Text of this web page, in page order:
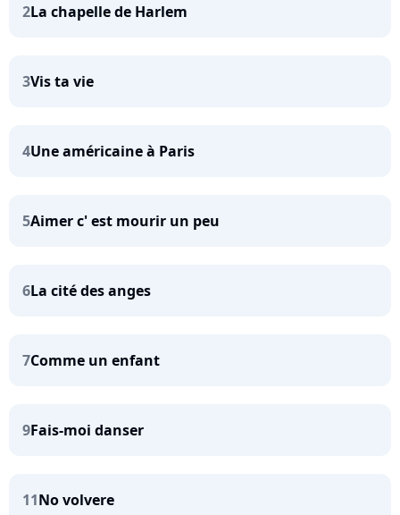
2La chapelle de Harlem
3Vis ta vie
4Une américaine à Paris
5Aimer c' est mourir un peu
6La cité des anges
7Comme un enfant
9Fais-moi danser
11No volvere